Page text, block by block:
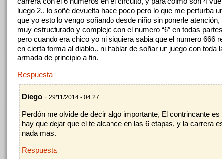
luego 2.. lo soñé devuelta hace poco pero lo que me perturba
que yo esto lo vengo soñando desde niño sin ponerle atención,
muy estructurado y complejo con el numero “6″ en todas
pero cuando era chico yo ni siquiera sabia que el numero 666
en cierta forma al diablo.. ni hablar de soñar un juego con toda
armada de principio a fin.
Respuesta
Diego - 29/11/2014 - 04:27:
Perdón me olvide de decir algo importante, El contrincante es
hay que dejar que el te alcance en las 6 etapas, y la carrera
nada mas.
Respuesta